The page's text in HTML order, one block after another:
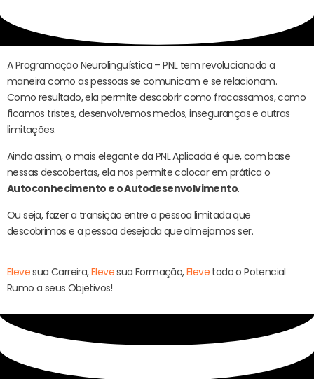
A Programação Neurolinguística – PNL tem revolucionado a
maneira como as pessoas se comunicam e se relacionam.
Como resultado, ela permite descobrir como fracassamos, como
ficamos tristes, desenvolvemos medos, inseguranças e outras
limitações.
Ainda assim, o mais elegante da PNL Aplicada é que, com base
nessas descobertas, ela nos permite colocar em prática o
Autoconhecimento e o Autodesenvolvimento.
Ou seja, fazer a transição entre a pessoa limitada que
descobrimos e a pessoa desejada que almejamos ser.
Elevesua Carreira,Elevesua Formação,Eleve todo o Potencial
Rumo a seus Objetivos!